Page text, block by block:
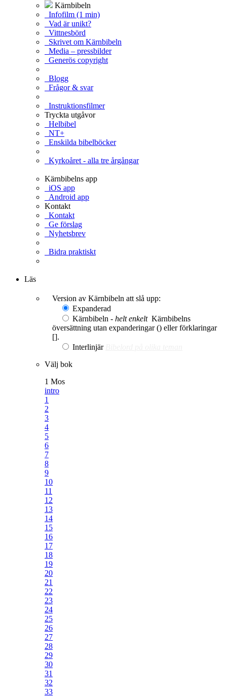
Kärnbibeln
Infofilm (1 min)
Vad är unikt?
Vittnesbörd
Skrivet om Kärnbibeln
Media – pressbilder
Generös copyright
Blogg
Frågor & svar
Instruktionsfilmer
Tryckta utgåvor
Helbibel
NT+
Enskilda bibelböcker
Kyrkoåret - alla tre årgångar
Kärnbibelns app
iOS app
Android app
Kontakt
Kontakt
Ge förslag
Nyhetsbrev
Bidra praktiskt
Läs
Version av Kärnbibeln att slå upp:
Expanderad
Kärnbibeln - helt enkelt Kärnbibelns
översättning utan expanderingar () eller förklaringar
[].
Interlinjär
Välj bok
1 Mos
intro
1
2
3
4
5
6
7
8
9
10
11
12
13
14
15
16
17
18
19
20
21
22
23
24
25
26
27
28
29
30
31
32
33